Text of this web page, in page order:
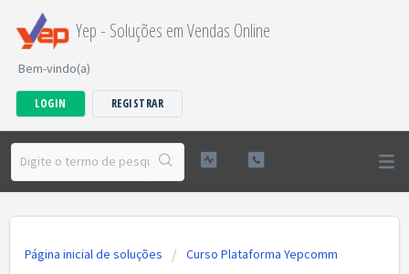
Yep - Soluções em Vendas Online
Bem-vindo(a)
LOGIN REGISTRAR
Página inicial de soluções Curso Plataforma Yepcomm